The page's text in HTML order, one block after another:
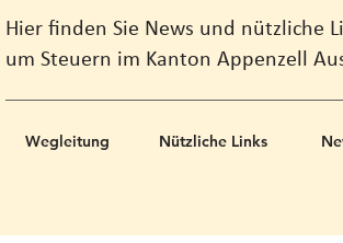
Hier finden Sie News und nützliche
um Steuern im Kanton Appenzell
Wegleitung Nützliche Links